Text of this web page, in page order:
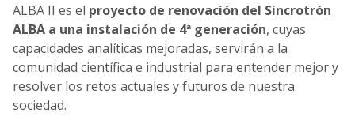
ALBA II es el proyecto de renovación del Sincrotrón
ALBA a una instalación de 4ª generación, cuyas
capacidades analíticas mejoradas, servirán a la
comunidad científica e industrial para entender mejor y
resolver los retos actuales y futuros de nuestra
sociedad.